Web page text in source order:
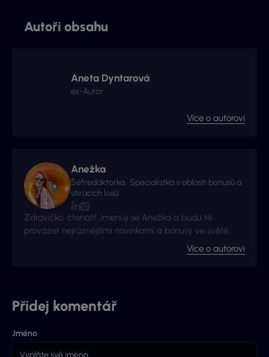
Autoři obsahu
Aneta Dyntarová
ex-Autor
Více o autorovi
Anežka
Šéfredaktorka · Specialistka v oblasti bonusů a
stíracích losů
Zdravíčko, čtenáři! Jmenuji se Anežka a budu tě
provázet nejrůznějšími novinkami a bonusy ve světě
Více o autorovi
Přidej komentář
Jméno